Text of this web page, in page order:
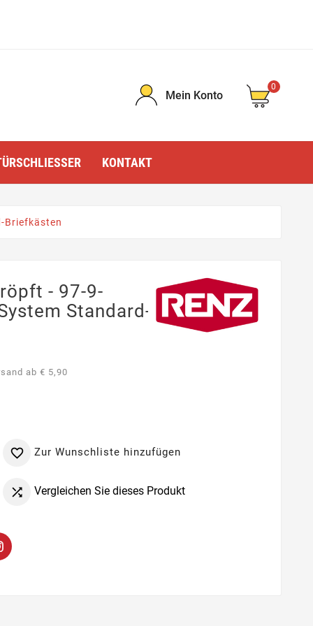
Mein Konto
0
KONTAKT
Briefkästen
- 97-9-
Standard-
ab € 5,90
 Zur Wunschliste hinzufügen
 Vergleichen Sie dieses Produkt